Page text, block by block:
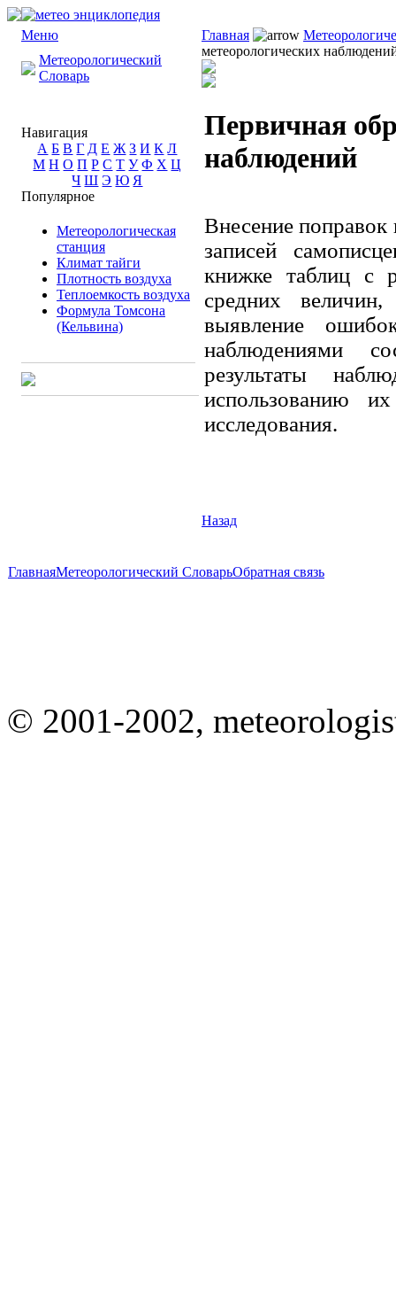
Меню
Метеорологический
Словарь
Навигация
А Б В Г Д Е Ж З И К Л
М Н О П Р С Т У Ф Х Ц
Ч Ш Э Ю Я
Популярное
Метеорологическая
станция
Климат тайги
Плотность воздуха
Теплоемкость воздуха
Формула Томсона
(Кельвина)
Главная
метеорологических
Первичная
наблюдений
Внесение
записей
книжке таблиц с
средних
выявление
наблюдениями
результаты
использованию
исследования.
Назад
ГлавнаяМетеорологический СловарьОбратная связь
© 2001-2002,